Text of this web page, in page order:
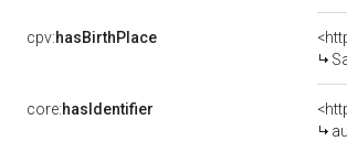
cpv:hasBirthPlace
core:hasIdentifier